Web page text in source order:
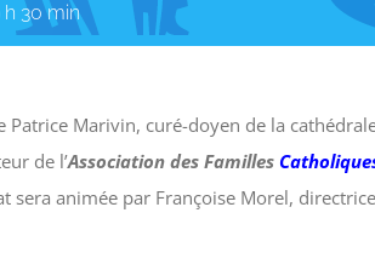
h 30 min
Patrice Marivin, curé-doyen de la
de l’Association des Familles C
sera animée par Françoise Morel,